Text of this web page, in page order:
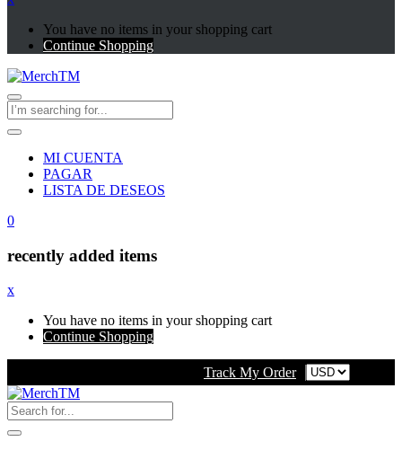
You have no items in your shopping cart
Continue Shopping
MI CUENTA
PAGAR
LISTA DE DESEOS
0
recently added items
x
You have no items in your shopping cart
Continue Shopping
Track My Order